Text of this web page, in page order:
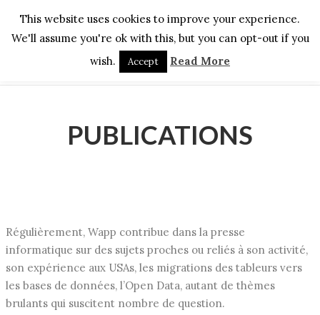
PUBLICATIONS
Régulièrement, Wapp contribue dans la presse
informatique sur des sujets proches ou reliés à son activité,
son expérience aux USAs, les migrations des tableurs vers
les bases de données, l’Open Data, autant de thèmes
brulants qui suscitent nombre de question.
This website uses cookies to improve your experience.
We'll assume you're ok with this, but you can opt-out if you
wish.
Accept Read More